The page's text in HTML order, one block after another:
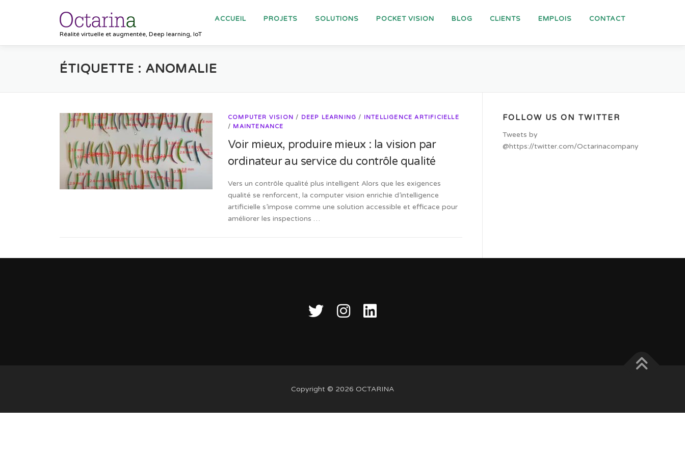
Réalité virtuelle et augmentée, Deep learning, IoT
ACCUEIL PROJETS SOLUTIONS POCKET VISION BLOG CLIENTS EMPLOIS CONTACT
ÉTIQUETTE : ANOMALIE
COMPUTER VISION / DEEP LEARNING / INTELLIGENCE ARTIFICIELLE
/ MAINTENANCE
Voir mieux, produire mieux : la vision par
ordinateur au service du contrôle qualité
Vers un contrôle qualité plus intelligent Alors que les exigences
qualité se renforcent, la computer vision enrichie d’intelligence
artificielle s’impose comme une solution accessible et efficace pour
améliorer les inspections …
FOLLOW US ON TWITTER
Tweets by
@https://twitter.com/Octarinacompany
Copyright © 2026 OCTARINA